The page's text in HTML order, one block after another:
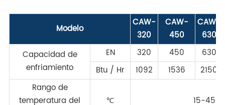
Modelo
CAW-
320
CAW-
450
CAW-
630
Capacidad de
enfriamiento
EN 320 450
630
Btu / Hr
1092 1536
2150
Rango de
temperatura del
℃ 15-45